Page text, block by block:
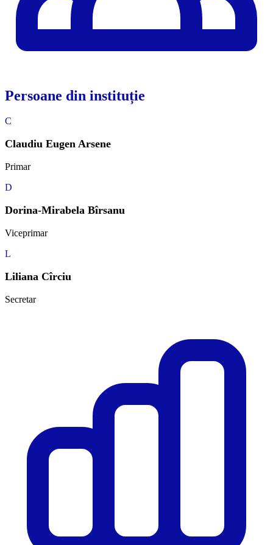
Persoane din instituție
C
Claudiu Eugen Arsene
Primar
D
Dorina-Mirabela Bîrsanu
Viceprimar
L
Liliana Cîrciu
Secretar